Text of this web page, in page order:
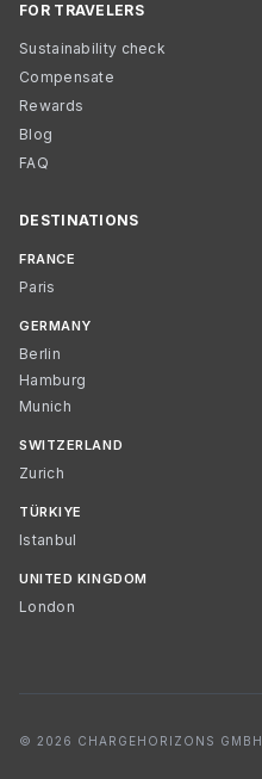
FOR TRAVELERS
Sustainability check
Compensate
Rewards
Blog
FAQ
DESTINATIONS
FRANCE
Paris
GERMANY
Berlin
Hamburg
Munich
SWITZERLAND
Zurich
TÜRKIYE
Istanbul
UNITED KINGDOM
London
© 2026 CHARGEHORIZONS GMBH